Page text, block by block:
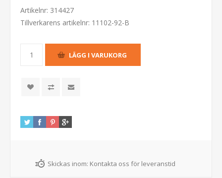
Artikelnr: 314427
Tillverkarens artikelnr: 11102-92-B
Skickas inom: Kontakta oss för leveranstid